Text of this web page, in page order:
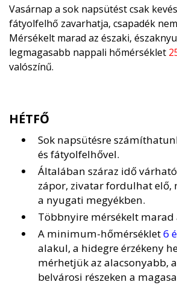
Vasárnap a sok napsütést csak
fátyolfelhő zavarhatja, csapadék
Mérsékelt marad az északi,
legmagasabb nappali hőmérséklet
valószínű.
HÉTFŐ
Sok napsütésre
és fátyolfelhővel.
Általában száraz idő
zápor, zivatar fordulhat elő,
a nyugati megyékben.
Többnyire mérsékelt marad
A minimum-hőmérséklet6
alakul, a hidegre érzékeny
mérhetjük az alacsonyabb,
belvárosi részeken a